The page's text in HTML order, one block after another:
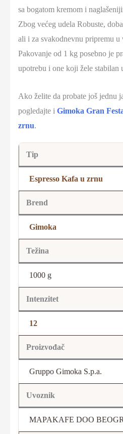
sa bogatom kremom i
Zbog većeg udela Robuste,
ali i za svakodnevnu pripremu u
Pakovanje od 1 kg posebno je
upotrebu i one koji žele stabilan
Ako želite da probate još jednu
pogledajte i Gimoka Gran
zrnu.
Tip
Espresso Kafa u zrnu
Brend
Gimoka
Težina
1000 g
Intenzitet
12
Proizvođač
Gruppo Gimoka S.p.a.
Uvoznik
MAPAKAFE DOO